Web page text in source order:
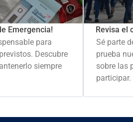
Emergencia!
para
Descubre
siempre
Revisa el
Sé parte
prueba
sobre las
participar.